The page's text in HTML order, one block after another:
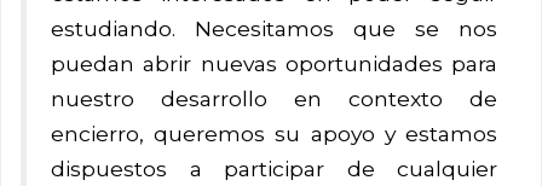
estudiando. Necesitamos que se nos
puedan abrir nuevas oportunidades para
nuestro desarrollo en contexto de
encierro, queremos su apoyo y estamos
dispuestos a participar de cualquier